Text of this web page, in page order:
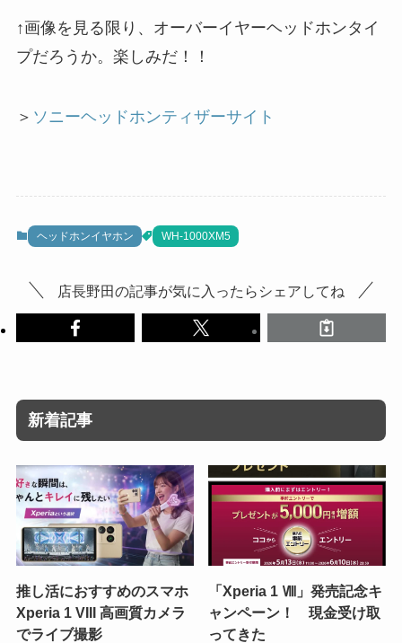
↑画像を見る限り、オーバーイヤーヘッドホンタイ
プだろうか。楽しみだ！！
＞ ソニーヘッドホンティザーサイト
ヘッドホンイヤホン WH-1000XM5
店長野田の記事が気に入ったらシェアしてね
新着記事
推し活におすすめのスマホ
Xperia 1 VIII 高画質カメラ
でライブ撮影
「Xperia 1 Ⅷ」発売記念キ
ャンペーン！ 現金受け取
ってきた